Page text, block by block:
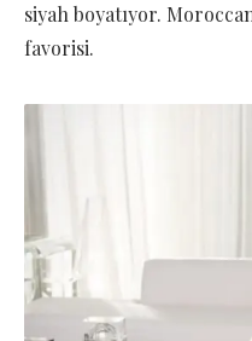
siyah boyatıyor.
favorisi.